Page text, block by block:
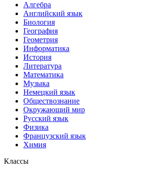
Алгебра
Английский язык
Биология
География
Геометрия
Информатика
История
Литература
Математика
Музыка
Немецкий язык
Обществознание
Окружающий мир
Русский язык
Физика
Французский язык
Химия
Классы